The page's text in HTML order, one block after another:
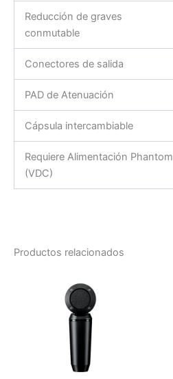
Reducción de graves
conmutable
Conectores de salida
PAD de Atenuación
Cápsula intercambiable
Requiere Alimentación Phantom
(VDC)
Productos relacionados